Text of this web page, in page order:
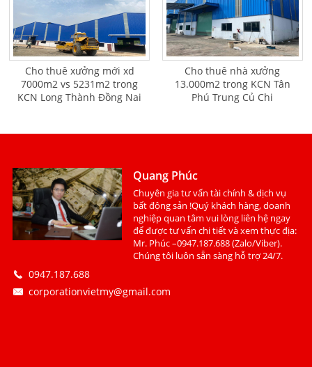
Cho thuê xưởng mới xd
7000m2 vs 5231m2 trong
KCN Long Thành Đồng Nai
Cho thuê nhà xưởng
13.000m2 trong KCN Tân
Phú Trung Củ Chi
Quang Phúc
Chuyên gia tư vấn tài chính & dịch vụ
bất động sản !Quý khách hàng, doanh
nghiệp quan tâm vui lòng liên hệ ngay
để được tư vấn chi tiết và xem thực địa:
Mr. Phúc –0947.187.688 (Zalo/Viber).
Chúng tôi luôn sẵn sàng hỗ trợ 24/7.
0947.187.688
corporationvietmy@gmail.com